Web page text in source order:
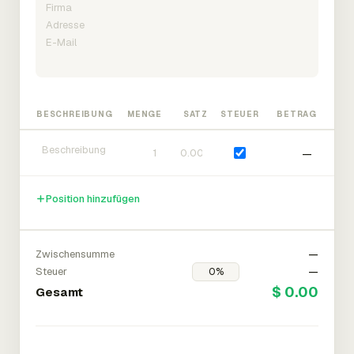
BESCHREIBUNG MENGE SATZ STEUER BETRAG
—
Position hinzufügen
Zwischensumme
—
Steuer
—
Gesamt $ 0.00